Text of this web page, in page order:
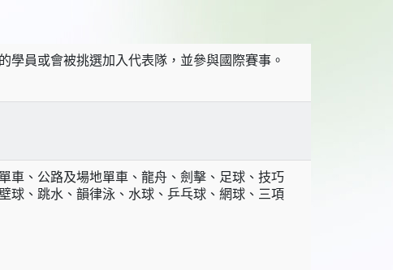
學員或會被挑選加入代表隊，並參與國際賽事。
車、公路及場地單車、龍舟、劍擊、足球、技巧
球、跳水、韻律泳、水球、乒乓球、網球、三項